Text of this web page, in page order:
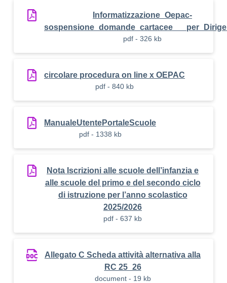
Informatizzazione_Oepac-
pdf - 326 kb
circolare procedura on line x OEPAC
pdf - 840 kb
ManualeUtentePortaleScuole
pdf - 1338 kb
Nota Iscrizioni alle scuole dell’infanzia e
alle scuole del primo e del secondo ciclo
di istruzione per l’anno scolastico
2025/2026
pdf - 637 kb
Allegato C Scheda attività alternativa alla
RC 25_26
document - 19 kb